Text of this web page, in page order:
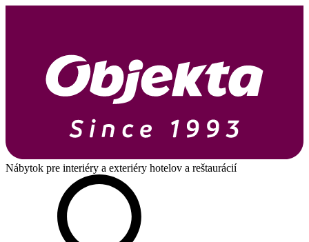
Nábytok pre interiéry a exteriéry hotelov a reštaurácií